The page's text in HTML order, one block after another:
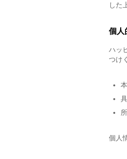
した
個人
ハッ
つけ
個人